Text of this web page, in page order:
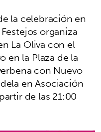
la celebración en
organiza
La Oliva con el
en la Plaza de la
con Nuevo
en Asociación
de las 21:00